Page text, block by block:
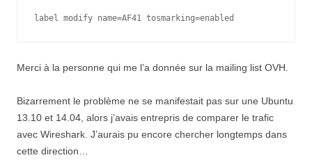
label modify name=AF41 tosmarking=enabled
Merci à la personne qui me l’a donnée sur la mailing list OVH.
Bizarrement le problème ne se manifestait pas sur une Ubuntu
13.10 et 14.04, alors j’avais entrepris de comparer le trafic
avec Wireshark. J’aurais pu encore chercher longtemps dans
cette direction…